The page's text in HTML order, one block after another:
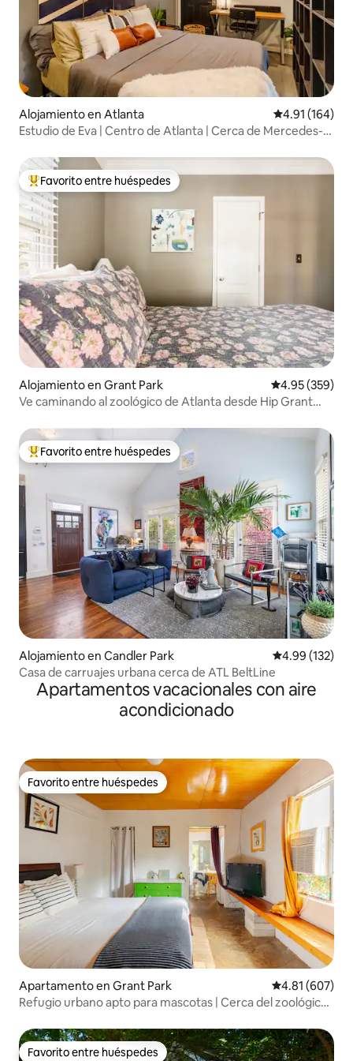
Alojamiento en Atlanta Calificación
4.91 (164)
Estudio de Eva | Centro de Atlanta | Cerca de Mercedes-
Favorito entre huéspedes preferido
Favorito entre huéspedes
Alojamiento en Grant Park Calificación
4.95 (359)
Ve caminando al zoológico de Atlanta desde Hip Grant
Favorito entre huéspedes preferido
Favorito entre huéspedes
Alojamiento en Candler Park Calificación
4.99 (132)
Casa de carruajes urbana cerca de ATL BeltLine
Apartamentos vacacionales con aire
acondicionado
Favorito entre huéspedes
Favorito entre huéspedes
Apartamento en Grant Park Calificación
4.81 (607)
Refugio urbano apto para mascotas | Cerca del zoológico
Favorito entre huéspedes